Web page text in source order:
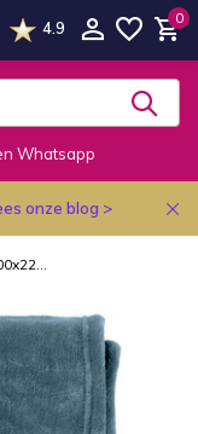
4.9
0
Whatsapp
onze blog >